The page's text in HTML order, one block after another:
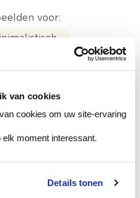
van cookies
cookies om uw site-ervaring
moment interessant.
Details tonen
voor:
aan huis
basis van de lichtinval